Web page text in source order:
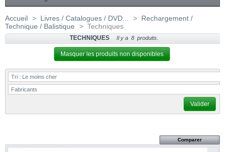
Accueil > Livres / Catalogues / DVD... > Rechargement /
Technique / Balistique
> Techniques
TECHNIQUES Il y a 8 produits.
Masquer les produits non disponibles
Tri : Le moins cher
Fabricants
Valider